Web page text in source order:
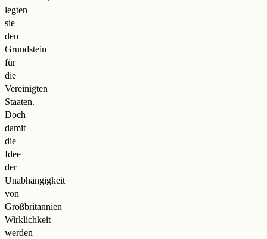
legten
sie
den
Grundstein
für
die
Vereinigten
Staaten.
Doch
damit
die
Idee
der
Unabhängigkeit
von
Großbritannien
Wirklichkeit
werden